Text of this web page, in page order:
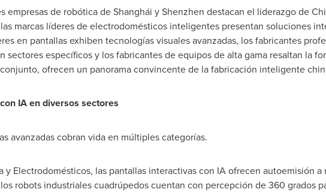
empresas de robótica de Shanghái y Shenzhen destacan el liderazgo de
marcas líderes de electrodomésticos inteligentes presentan soluciones
en pantallas exhiben tecnologías visuales avanzadas, los fabricantes
sectores específicos y los fabricantes de equipos de alta gama resaltan la
ofrecen un panorama convincente de la fabricación inteligente
IA en diversos sectores
avanzadas cobran vida en múltiples categorías.
y Electrodomésticos, las pantallas interactivas con IA ofrecen autoemisión
robots industriales cuadrúpedos cuentan con percepción de 360 grados